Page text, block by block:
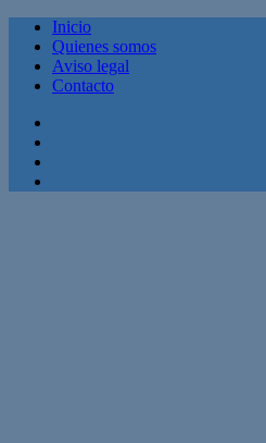
Inicio
Quienes somos
Aviso legal
Contacto